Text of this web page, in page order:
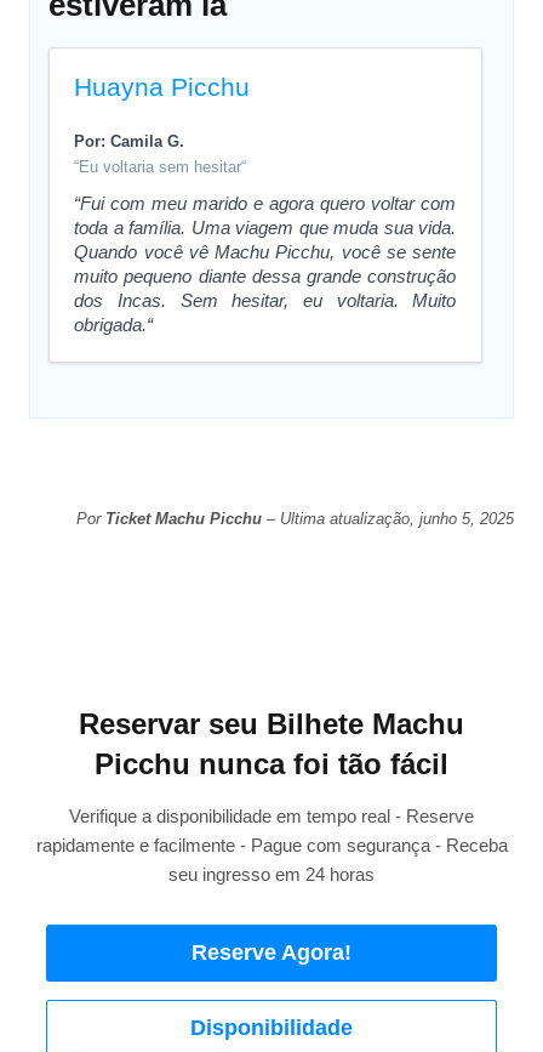
Huayna Picchu
Por: Camila G.
“Eu voltaria sem hesitar“
“Fui com meu marido e agora quero voltar com
toda a família. Uma viagem que muda sua vida.
Quando você vê Machu Picchu, você se sente
muito pequeno diante dessa grande construção
dos Incas. Sem hesitar, eu voltaria. Muito
obrigada.“
Por Ticket Machu Picchu– Ultima atualização, junho 5, 2025
Reservar seu Bilhete Machu
Picchu nunca foi tão fácil
Verifique a disponibilidade em tempo real - Reserve
rapidamente e facilmente - Pague com segurança - Receba
seu ingresso em 24 horas
Reserve Agora!
Disponibilidade